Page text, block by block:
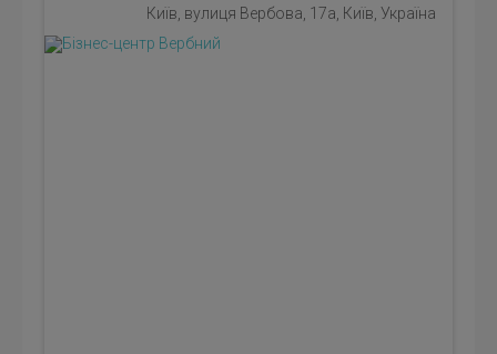
Київ, вулиця Вербова, 17а, Київ, Україна